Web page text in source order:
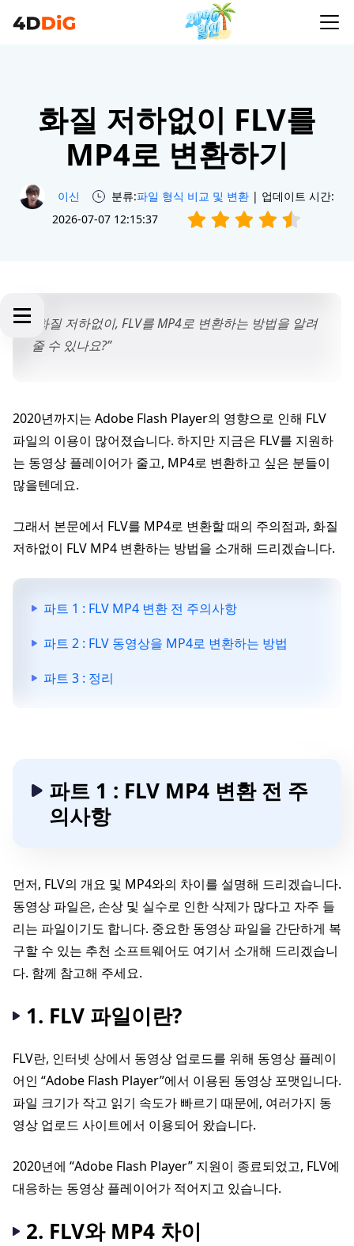
화질 저하없이 FLV를
MP4로 변환하기
이신 분류:파일 형식 비교 및 변환 | 업데이트 시간:
2026-07-07 12:15:37
“화질 저하없이, FLV를 MP4로 변환하는 방법을 알려
줄 수 있나요?”
2020년까지는 Adobe Flash Player의 영향으로 인해 FLV
파일의 이용이 많어졌습니다. 하지만 지금은 FLV를 지원하
는 동영상 플레이어가 줄고, MP4로 변환하고 싶은 분들이
많을텐데요.
그래서 본문에서 FLV를 MP4로 변환할 때의 주의점과, 화질
저하없이 FLV MP4 변환하는 방법을 소개해 드리겠습니다.
파트 1 : FLV MP4 변환 전 주의사항
파트 2 : FLV 동영상을 MP4로 변환하는 방법
파트 3 : 정리
파트 1 : FLV MP4 변환 전 주
의사항
먼저, FLV의 개요 및 MP4와의 차이를 설명해 드리겠습니다.
동영상 파일은, 손상 및 실수로 인한 삭제가 많다고 자주 들
리는 파일이기도 합니다. 중요한 동영상 파일을 간단하게 복
구할 수 있는 추천 소프트웨어도 여기서 소개해 드리겠습니
다. 함께 참고해 주세요.
1. FLV 파일이란?
FLV란, 인터넷 상에서 동영상 업로드를 위해 동영상 플레이
어인 “Adobe Flash Player”에서 이용된 동영상 포맷입니다.
파일 크기가 작고 읽기 속도가 빠르기 때문에, 여러가지 동
영상 업로드 사이트에서 이용되어 왔습니다.
2020년에 “Adobe Flash Player” 지원이 종료되었고, FLV에
대응하는 동영상 플레이어가 적어지고 있습니다.
2. FLV와 MP4 차이